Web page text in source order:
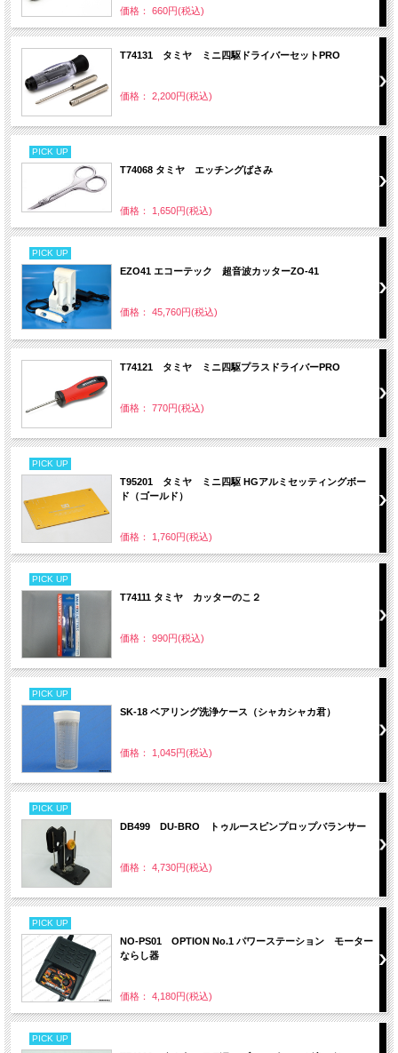
価格： 660円(税込)
T74131 タミヤ ミニ四駆ドライバーセットPRO
価格： 2,200円(税込)
PICK UP
T74068 タミヤ エッチングばさみ
価格： 1,650円(税込)
PICK UP
EZO41 エコーテック 超音波カッターZO-41
価格： 45,760円(税込)
T74121 タミヤ ミニ四駆プラスドライバーPRO
価格： 770円(税込)
PICK UP
T95201 タミヤ ミニ四駆 HGアルミセッティングボー
ド（ゴールド）
価格： 1,760円(税込)
PICK UP
T74111 タミヤ カッターのこ２
価格： 990円(税込)
PICK UP
SK-18 ベアリング洗浄ケース（シャカシャカ君）
価格： 1,045円(税込)
PICK UP
DB499 DU-BRO トゥルースピンプロップバランサー
価格： 4,730円(税込)
PICK UP
NO-PS01 OPTION No.1 パワーステーション モーター
ならし器
価格： 4,180円(税込)
PICK UP